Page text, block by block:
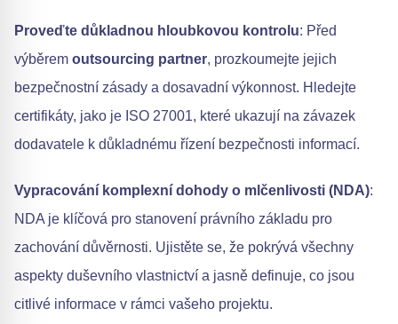
Proveďte důkladnou hloubkovou kontrolu: Před
výběrem outsourcing partner, prozkoumejte jejich
bezpečnostní zásady a dosavadní výkonnost. Hledejte
certifikáty, jako je ISO 27001, které ukazují na závazek
dodavatele k důkladnému řízení bezpečnosti informací.
Vypracování komplexní dohody o mlčenlivosti (NDA):
NDA je klíčová pro stanovení právního základu pro
zachování důvěrnosti. Ujistěte se, že pokrývá všechny
aspekty duševního vlastnictví a jasně definuje, co jsou
citlivé informace v rámci vašeho projektu.